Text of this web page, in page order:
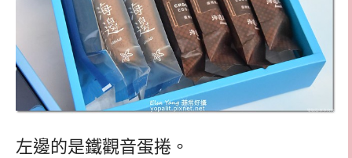
左邊的是鐵觀音蛋捲。